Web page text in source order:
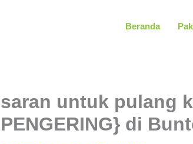
Beranda
saran untuk pulang
PENGERING} di